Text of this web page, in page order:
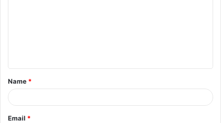
t
*
Name *
Email *